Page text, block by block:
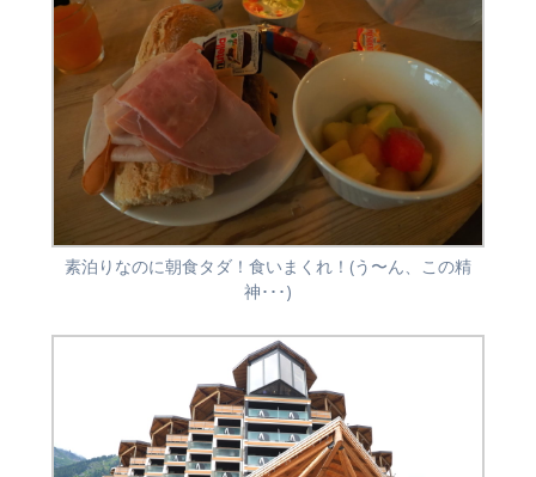
素泊りなのに朝食タダ！食いまくれ！(う〜ん、この精
神･･･)